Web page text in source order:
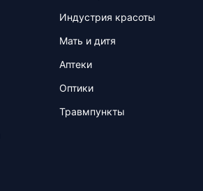
Индустрия красоты
Мать и дитя
Аптеки
Оптики
Травмпункты